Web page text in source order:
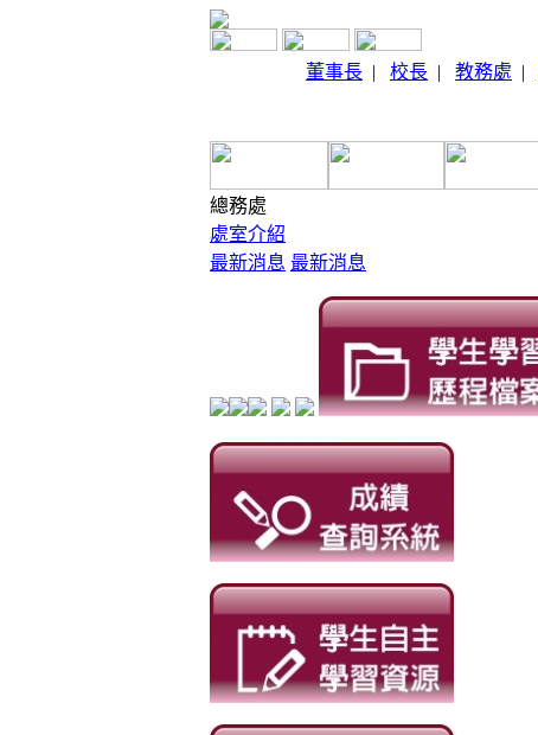
董事長 | 校長 | 教務處 |
總務處
處室介紹
最新消息 最新消息